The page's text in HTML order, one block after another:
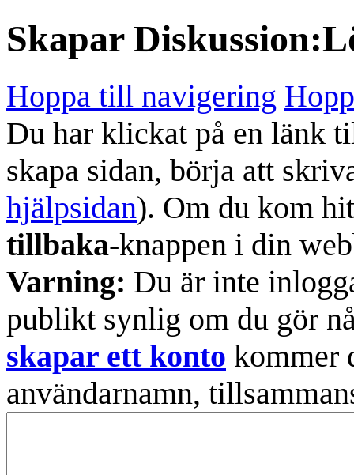
Skapar
Hoppa till navigering
Du har klickat på en länk
skapa sidan, börja att
hjälpsidan). Om du kom
tillbaka-knappen i din
Varning: Du är inte
publikt synlig om du gör
skapar ett konto kommer
användarnamn,